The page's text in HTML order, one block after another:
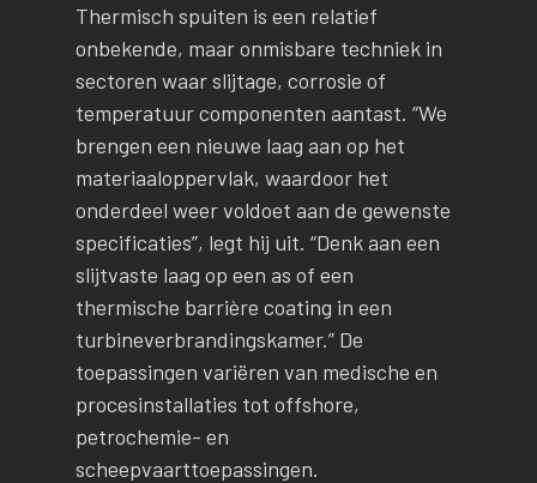
Thermisch spuiten is een relatief
onbekende, maar onmisbare techniek in
sectoren waar slijtage, corrosie of
temperatuur componenten aantast. “We
brengen een nieuwe laag aan op het
materiaaloppervlak, waardoor het
onderdeel weer voldoet aan de gewenste
specificaties”, legt hij uit. “Denk aan een
slijtvaste laag op een as of een
thermische barrière coating in een
turbineverbrandingskamer.” De
toepassingen variëren van medische en
procesinstallaties tot offshore,
petrochemie- en
scheepvaarttoepassingen.